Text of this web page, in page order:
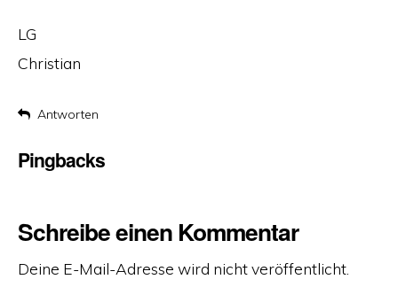
LG
Christian
Antworten
Pingbacks
Schreibe einen Kommentar
Deine E-Mail-Adresse wird nicht veröffentlicht.